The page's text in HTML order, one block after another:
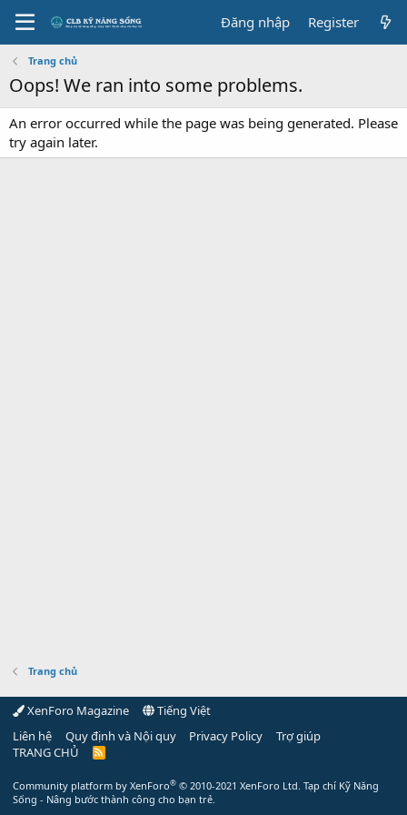
Đăng nhập Register
Trang chủ
Oops! We ran into some problems.
An error occurred while the page was being generated. Please
try again later.
Trang chủ
XenForo Magazine
Tiếng Việt
Liên hệ
Quy định và Nội quy Privacy Policy
Trợ giúp
TRANG CHỦ
R
Community platform by XenForo® © 2010-2021 XenForo Ltd. Tạp chí Kỹ Năng
Sống - Nâng bước thành công cho bạn trẻ.